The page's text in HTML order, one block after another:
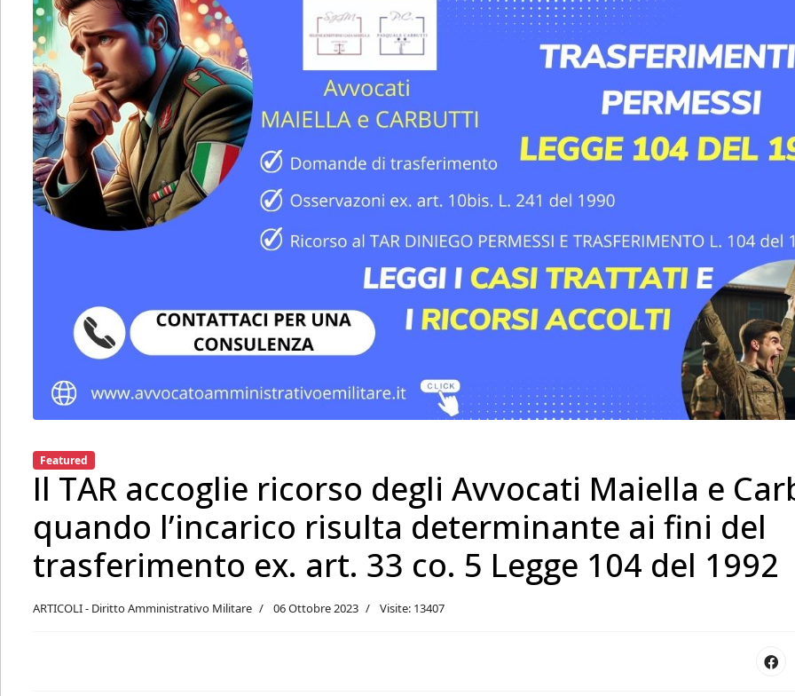
Featured
Il TAR accoglie ricorso degli Avvocati Maiella e
quando l’incarico risulta determinante ai fini del
trasferimento ex. art. 33 co. 5 Legge 104 del 1992
ARTICOLI - Diritto Amministrativo Militare 06 Ottobre 2023 Visite: 13407